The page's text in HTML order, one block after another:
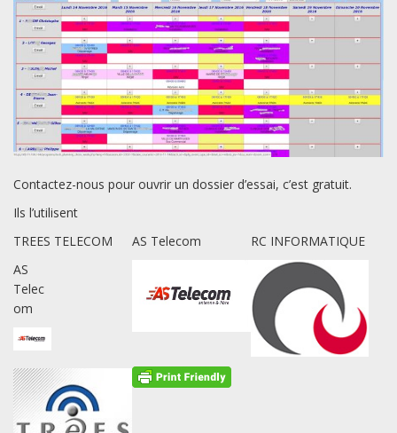
Contactez-nous pour ouvrir un dossier d’essai, c’est gratuit.
Ils l’utilisent
TREES TELECOM
AS
Telec
om
AS Telecom RC INFORMATIQUE